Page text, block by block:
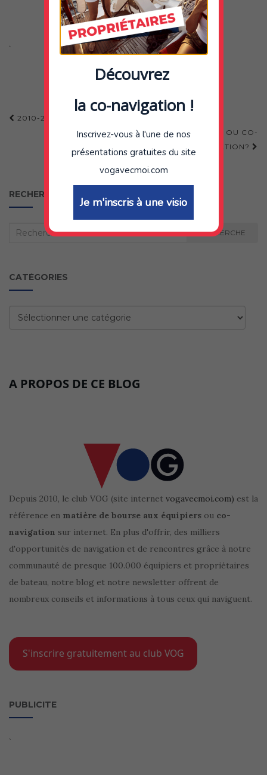
`
Navigation
2010-2019- VOGAVECMOI FÊTE SES 9 ANS!
APPRENDRE LA VOILE : ECOLE DE VOILE OU CO-
NAVIGATION?
RECHERCHER
Recherche
RECHERCHE
CATÉGORIES
Catégories
A PROPOS DE CE BLOG
Depuis 2010, le club VOG (site internet vogavecmoi.com) est la
référence en matière de bourse aux équipiers ou co-
navigation sur internet. En plus d'offrir, des milliers
d'opportunités de navigation et de rencontres grâce à notre
communauté de presque 100.000 équipiers et propriétaires
de bateau, notre blog et notre newsletter offrent de
nombreux conseils et informations à tous ceux qui naviguent.
S'inscrire gratuitement au club VOG
PUBLICITE
`
Découvrez
la co-navigation !
Inscrivez-vous à l'une de nos
présentations gratuites du site
vogavecmoi.com
Je m'inscris à une visio